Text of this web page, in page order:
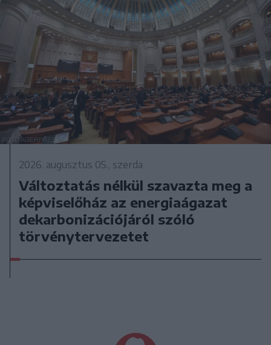
2026. augusztus 05., szerda
Változtatás nélkül szavazta meg a
képviselőház az energiaágazat
dekarbonizációjáról szóló
törvénytervezetet